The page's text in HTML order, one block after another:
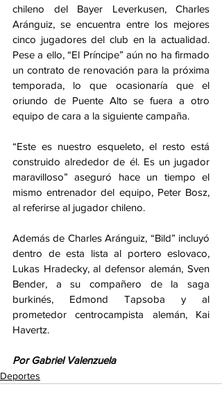
chileno del Bayer Leverkusen, Charles
Aránguiz, se encuentra entre los mejores
cinco jugadores del club en la actualidad.
Pese a ello, “El Príncipe” aún no ha firmado
un contrato de renovación para la próxima
temporada, lo que ocasionaría que el
oriundo de Puente Alto se fuera a otro
equipo de cara a la siguiente campaña.
“Este es nuestro esqueleto, el resto está
construido alrededor de él. Es un jugador
maravilloso” aseguró hace un tiempo el
mismo entrenador del equipo, Peter Bosz,
al referirse al jugador chileno.
Además de Charles Aránguiz, “Bild” incluyó
dentro de esta lista al portero eslovaco,
Lukas Hradecky, al defensor alemán, Sven
Bender, a su compañero de la saga
burkinés, Edmond Tapsoba y al
prometedor centrocampista alemán, Kai
Havertz.
Por Gabriel Valenzuela
Deportes